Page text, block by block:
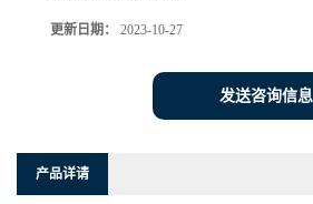
更新日期： 2023-10-27
发送咨询信息
产品详请